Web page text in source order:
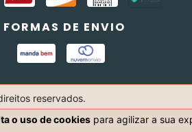
o uso de cookies para agilizar a sua
FORMAS DE ENVIO
reservados.